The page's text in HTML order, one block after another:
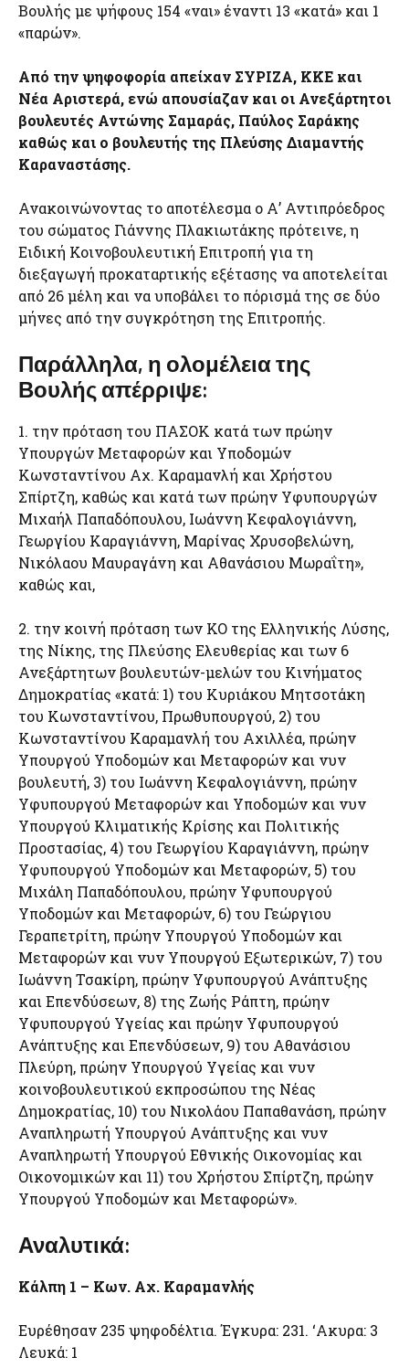
Βουλής με ψήφους 154 «ναι» έναντι 13 «κατά» και 1
«παρών».
Από την ψηφοφορία απείχαν ΣΥΡΙΖΑ, ΚΚΕ και
Νέα Αριστερά, ενώ απουσίαζαν και οι Ανεξάρτητοι
βουλευτές Αντώνης Σαμαράς, Παύλος Σαράκης
καθώς και ο βουλευτής της Πλεύσης Διαμαντής
Καραναστάσης.
Ανακοινώνοντας το αποτέλεσμα ο Α’ Αντιπρόεδρος
του σώματος Γιάννης Πλακιωτάκης πρότεινε, η
Ειδική Κοινοβουλευτική Επιτροπή για τη
διεξαγωγή προκαταρτικής εξέτασης να αποτελείται
από 26 μέλη και να υποβάλει το πόρισμά της σε δύο
μήνες από την συγκρότηση της Επιτροπής.
Παράλληλα, η ολομέλεια της
Βουλής απέρριψε:
1. την πρόταση του ΠΑΣΟΚ κατά των πρώην
Υπουργών Μεταφορών και Υποδομών
Κωνσταντίνου Αχ. Καραμανλή και Χρήστου
Σπίρτζη, καθώς και κατά των πρώην Υφυπουργών
Μιχαήλ Παπαδόπουλου, Ιωάννη Κεφαλογιάννη,
Γεωργίου Καραγιάννη, Μαρίνας Χρυσοβελώνη,
Νικόλαου Μαυραγάνη και Αθανάσιου Μωραΐτη»,
καθώς και,
2. την κοινή πρόταση των ΚΟ της Ελληνικής Λύσης,
της Νίκης, της Πλεύσης Ελευθερίας και των 6
Ανεξάρτητων βουλευτών-μελών του Κινήματος
Δημοκρατίας «κατά: 1) του Κυριάκου Μητσοτάκη
του Κωνσταντίνου, Πρωθυπουργού, 2) του
Κωνσταντίνου Καραμανλή του Αχιλλέα, πρώην
Υπουργού Υποδομών και Μεταφορών και νυν
βουλευτή, 3) του Ιωάννη Κεφαλογιάννη, πρώην
Υφυπουργού Μεταφορών και Υποδομών και νυν
Υπουργού Κλιματικής Κρίσης και Πολιτικής
Προστασίας, 4) του Γεωργίου Καραγιάννη, πρώην
Υφυπουργού Υποδομών και Μεταφορών, 5) του
Μιχάλη Παπαδόπουλου, πρώην Υφυπουργού
Υποδομών και Μεταφορών, 6) του Γεώργιου
Γεραπετρίτη, πρώην Υπουργού Υποδομών και
Μεταφορών και νυν Υπουργού Εξωτερικών, 7) του
Ιωάννη Τσακίρη, πρώην Υφυπουργού Ανάπτυξης
και Επενδύσεων, 8) της Ζωής Ράπτη, πρώην
Υφυπουργού Υγείας και πρώην Υφυπουργού
Ανάπτυξης και Επενδύσεων, 9) του Αθανάσιου
Πλεύρη, πρώην Υπουργού Υγείας και νυν
κοινοβουλευτικού εκπροσώπου της Νέας
Δημοκρατίας, 10) του Νικολάου Παπαθανάση, πρώην
Αναπληρωτή Υπουργού Ανάπτυξης και νυν
Αναπληρωτή Υπουργού Εθνικής Οικονομίας και
Οικονομικών και 11) του Χρήστου Σπίρτζη, πρώην
Υπουργού Υποδομών και Μεταφορών».
Αναλυτικά:
Κάλπη 1 – Κων. Αχ. Καραμανλής
Ευρέθησαν 235 ψηφοδέλτια. Έγκυρα: 231. ‘Ακυρα: 3
Λευκά: 1